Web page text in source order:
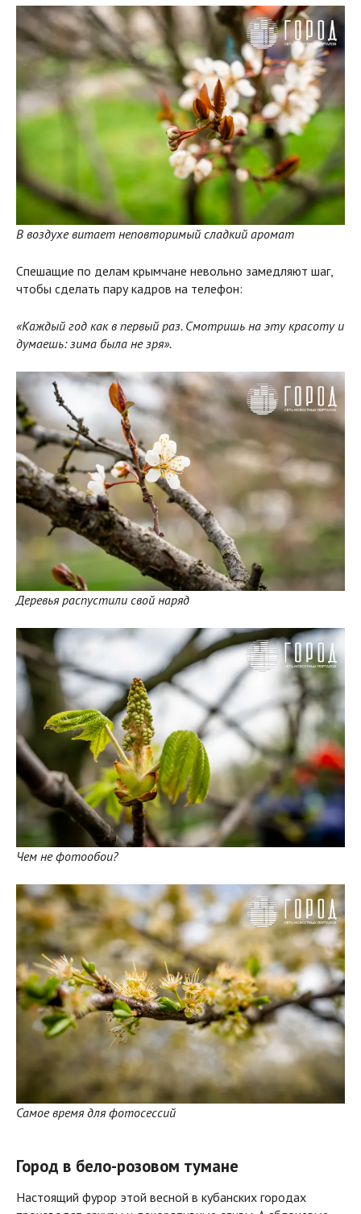
В воздухе витает неповторимый сладкий аромат
Спешащие по делам крымчане невольно замедляют шаг,
чтобы сделать пару кадров на телефон:
«Каждый год как в первый раз. Смотришь на эту красоту и
думаешь: зима была не зря».
Деревья распустили свой наряд
Чем не фотообои?
Самое время для фотосессий
Город в бело-розовом тумане
Настоящий фурор этой весной в кубанских городах